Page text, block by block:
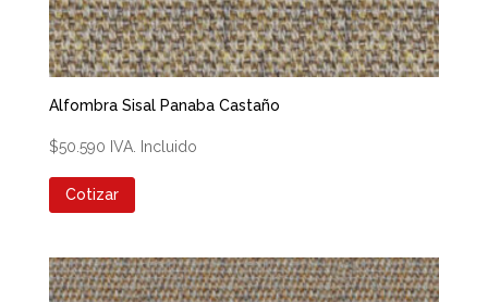
Alfombra Sisal Panaba Castaño
$50.590 IVA. Incluido
Cotizar